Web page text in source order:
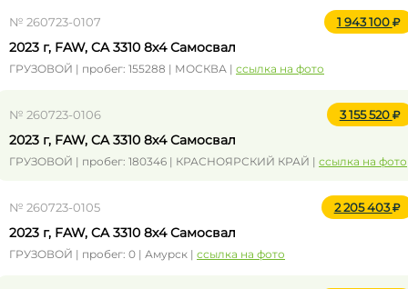
№ 260723-0107 1 943 100
2023 г, FAW, CA 3310 8x4 Самосвал
ГРУЗОВОЙ | пробег: 155288 | МОСКВА | ссылка на фото
№ 260723-0106 3 155 520
2023 г, FAW, CA 3310 8x4 Самосвал
ГРУЗОВОЙ | пробег: 180346 | КРАСНОЯРСКИЙ КРАЙ | ссылка на фото
№ 260723-0105 2 205 403
2023 г, FAW, CA 3310 8x4 Самосвал
ГРУЗОВОЙ | пробег: 0 | Амурск | ссылка на фото